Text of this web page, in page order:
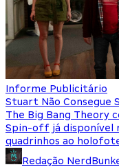
Informe Publicitário
Stuart Não Consegue
The Big Bang Theory
Spin-off já disponível
quadrinhos ao
Redação